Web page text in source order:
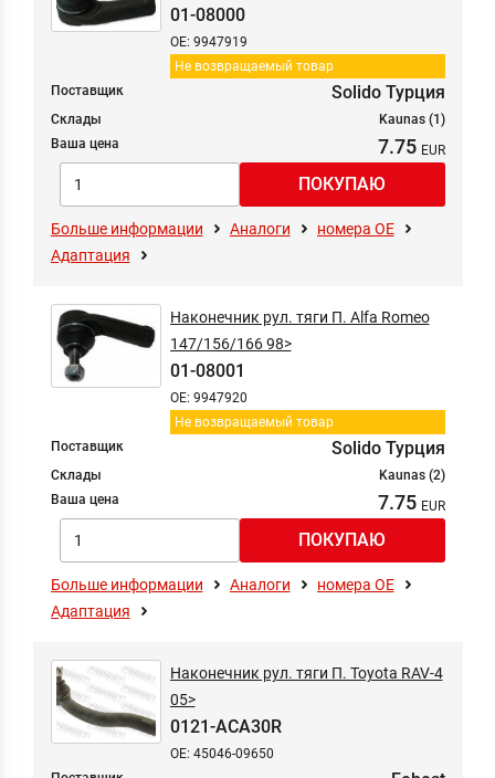
KYB
LEMFÖRDER
MAGNETI MARELLI
MONROE
Nipparts
NTY
Oyodo
RODRUNNER
RTS
SASIC
Solido
SWAG
Timmen
Topran
TRUCKTEC AUTOMOTIVE
Не возвращаемый товар
01-08000
OE: 9947919
Поставщик Solido Турция
Склады
Kaunas (1)
Ваша цена
7.75
Больше информации Аналоги
номера ОЕ
Адаптация
Не возвращаемый товар
Наконечник рул. тяги П. Alfa Romeo
147/156/166 98>
01-08001
OE: 9947920
Поставщик Solido Турция
Склады
Kaunas (2)
Ваша цена
7.75
Больше информации Аналоги
номера ОЕ
Адаптация
Наконечник рул. тяги П. Toyota RAV-4
05>
0121-ACA30R
OE: 45046-09650